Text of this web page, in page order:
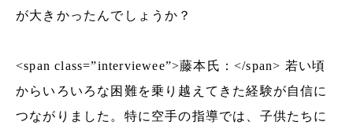
が大きかったんでしょうか？
<span class=”interviewee”>藤本氏：</span> 若い頃
からいろいろな困難を乗り越えてきた経験が自信に
つながりました。特に空手の指導では、子供たちに